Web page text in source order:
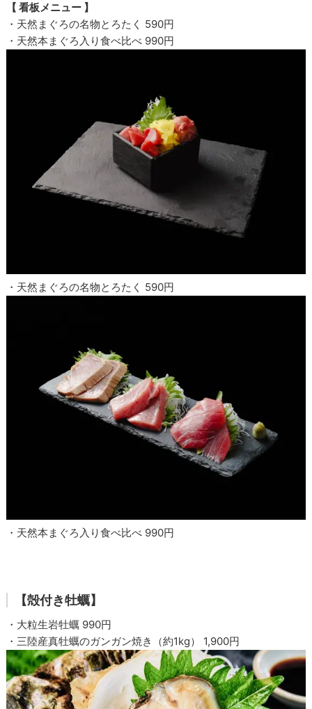
【 看板メニュー 】
・天然まぐろの名物とろたく 590円
・天然本まぐろ入り食べ比べ 990円
・天然まぐろの名物とろたく 590円
・天然本まぐろ入り食べ比べ 990円
【殻付き牡蠣】
・大粒生岩牡蠣 990円
・三陸産真牡蠣のガンガン焼き（約1kg） 1,900円